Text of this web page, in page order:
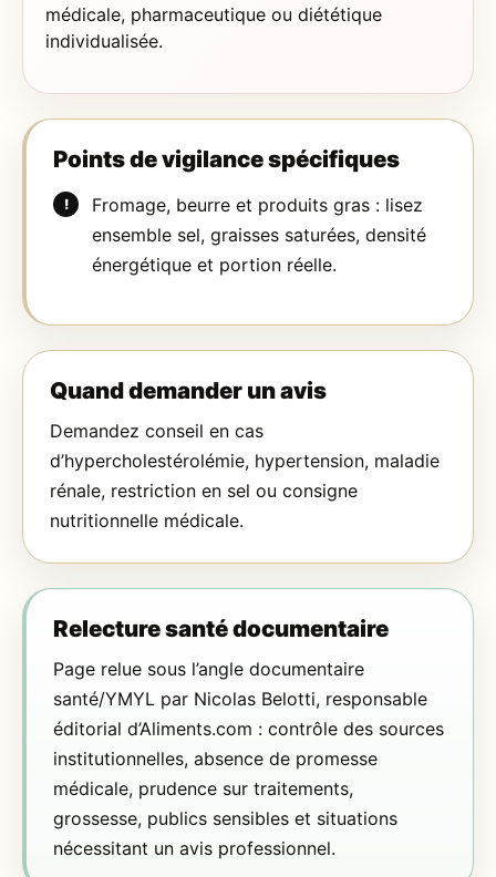
médicale, pharmaceutique ou diététique
individualisée.
Points de vigilance spécifiques
Fromage, beurre et produits gras : lisez
ensemble sel, graisses saturées, densité
énergétique et portion réelle.
Quand demander un avis
Demandez conseil en cas
d’hypercholestérolémie, hypertension, maladie
rénale, restriction en sel ou consigne
nutritionnelle médicale.
Relecture santé documentaire
Page relue sous l’angle documentaire
santé/YMYL par Nicolas Belotti, responsable
éditorial d’Aliments.com : contrôle des sources
institutionnelles, absence de promesse
médicale, prudence sur traitements,
grossesse, publics sensibles et situations
nécessitant un avis professionnel.